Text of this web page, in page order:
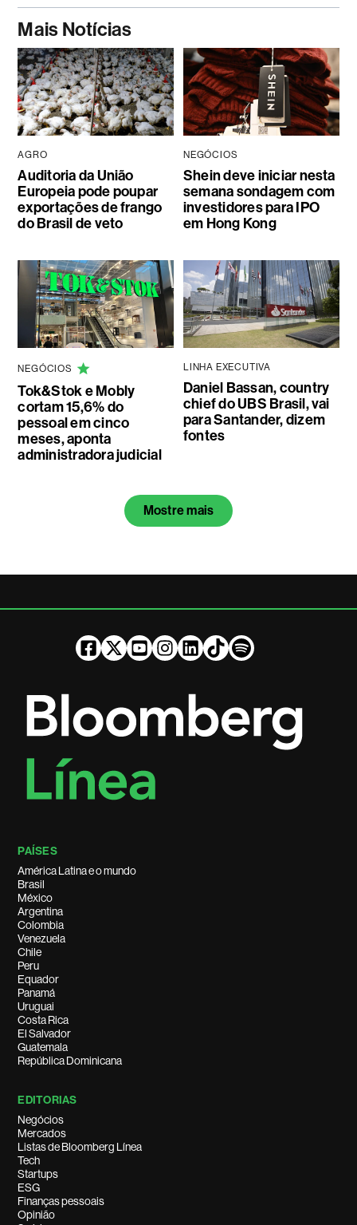
Mais Notícias
AGRO
Auditoria da União
Europeia pode poupar
exportações de frango
do Brasil de veto
NEGÓCIOS
Shein deve iniciar nesta
semana sondagem com
investidores para IPO
em Hong Kong
NEGÓCIOS
Tok&Stok e Mobly
cortam 15,6% do
pessoal em cinco
meses, aponta
administradora judicial
LINHA EXECUTIVA
Daniel Bassan, country
chief do UBS Brasil, vai
para Santander, dizem
fontes
Mostre mais
PAÍSES
América Latina e o mundo
Brasil
México
Argentina
Colombia
Venezuela
Chile
Peru
Equador
Panamá
Uruguai
Costa Rica
El Salvador
Guatemala
República Dominicana
EDITORIAS
Negócios
Mercados
Listas de Bloomberg Línea
Tech
Startups
ESG
Finanças pessoais
Opinião